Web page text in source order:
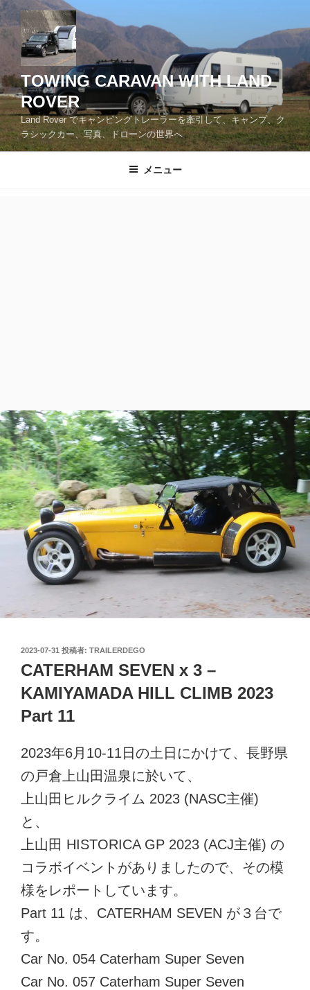
コ
ン
テ
ツ
へ
ス
キ
ッ
TOWING CARAVAN WITH LAND
ROVER
Land Rover でキャンピングトレーラーを牽引して、キャンプ、ク
ラシックカー、写真、ドローンの世界へ
メニュー
投
日:
2023-07-31 投稿者: TRAILERDEGO
CATERHAM SEVEN x 3 –
KAMIYAMADA HILL CLIMB 2023
Part 11
2023年6月10-11日の土日にかけて、長野県
の戸倉上山田温泉に於いて、
上山田ヒルクライム 2023 (NASC主催)
と、
上山田 HISTORICA GP 2023 (ACJ主催) の
コラボイベントがありましたので、その模
様をレポートしています。
Part 11 は、CATERHAM SEVEN が３台で
す。
Car No. 054 Caterham Super Seven
Car No. 057 Caterham Super Seven